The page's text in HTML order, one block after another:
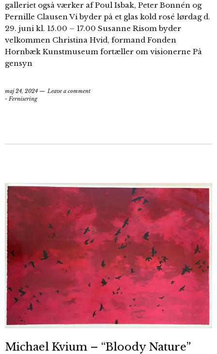
galleriet også værker af Poul Isbak, Peter Bonnén og
Pernille Clausen Vi byder på et glas kold rosé lørdag d.
29. juni kl. 15.00 – 17.00 Susanne Risom byder
velkommen Christina Hvid, formand Fonden
Hornbæk Kunstmuseum fortæller om visionerne På
gensyn
maj 24, 2024
Leave a comment
- Fernisering
Michael Kvium – “Bloody Nature”